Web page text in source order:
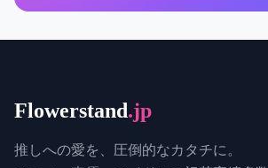
Flowerstand.jp
推しへの愛を、圧倒的なカタチに。